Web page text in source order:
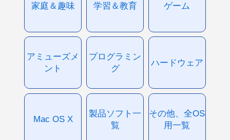
家庭＆趣味 学習＆教育 ゲーム
アミューズメ
ント
プログラミン
グ
ハードウェア
Mac OS X
製品ソフト一
覧
その他、全OS
用一覧